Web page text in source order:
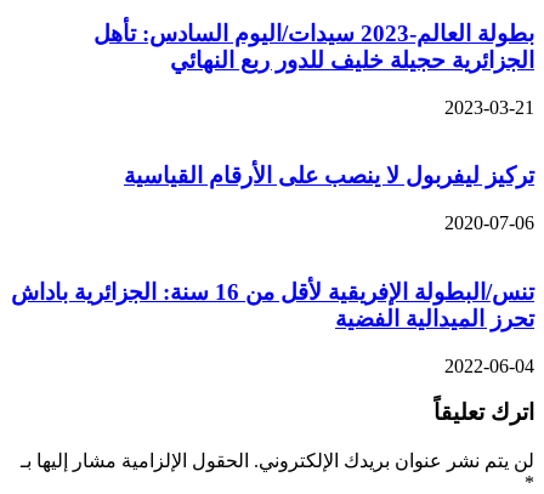
بطولة العالم-2023 سيدات/اليوم السادس: تأهل
الجزائرية حجيلة خليف للدور ربع النهائي
2023-03-21
تركيز ليفربول لا ينصب على الأرقام القياسية
2020-07-06
تنس/البطولة الإفريقية لأقل من 16 سنة: الجزائرية باداش
تحرز الميدالية الفضية
2022-06-04
اترك تعليقاً
لن يتم نشر عنوان بريدك الإلكتروني. الحقول الإلزامية مشار إليها بـ
*